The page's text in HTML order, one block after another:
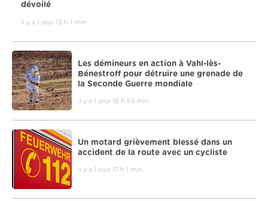
dévoilé
il y a 1 jour 13 h 1 min
Les démineurs en action à Vahl-lès-
Bénestroff pour détruire une grenade de
la Seconde Guerre mondiale
il y a 1 jour 16 h 55 min
Un motard grièvement blessé dans un
accident de la route avec un cycliste
il y a 1 jour 17 h 1 min